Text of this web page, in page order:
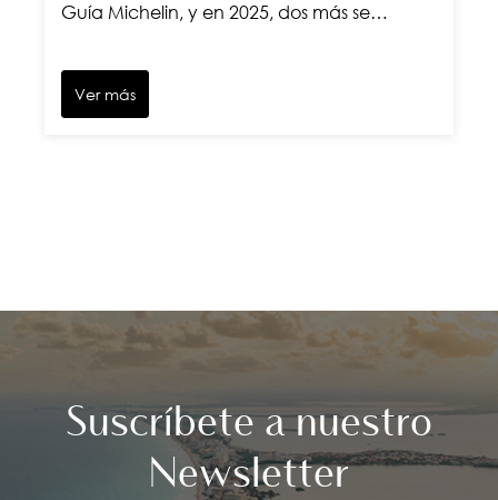
Guía Michelin, y en 2025, dos más se…
Ver más
Suscríbete a nuestro
Newsletter